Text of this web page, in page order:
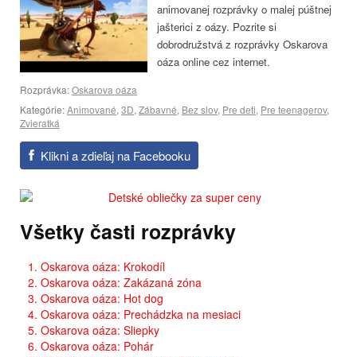
animovanej rozprávky o malej púštnej
jašterici z oázy. Pozrite si
dobrodružstvá z rozprávky Oskarova
oáza online cez internet.
Rozprávka:Oskarova oáza
Kategórie:Animované, 3D, Zábavné, Bez slov, Pre deti, Pre teenagerov,
Zvieratká
Klikni a zdieľaj na Facebooku
Všetky časti rozprávky
1. Oskarova oáza: Krokodíl
2. Oskarova oáza: Zakázaná zóna
3. Oskarova oáza: Hot dog
4. Oskarova oáza: Prechádzka na mesiaci
5. Oskarova oáza: Sliepky
6. Oskarova oáza: Pohár